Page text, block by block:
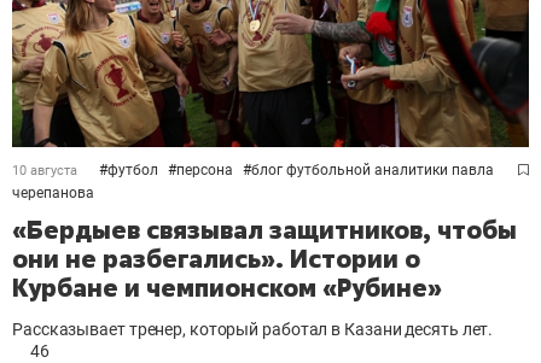
10 августа #футбол #персона #блог футбольной аналитики павла
черепанова
«Бердыев связывал защитников, чтобы
они не разбегались». Истории о
Курбане и чемпионском «Рубине»
Рассказывает тренер, который работал в Казани десять лет.
46